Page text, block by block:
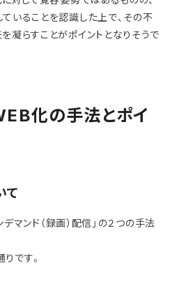
いることを認識した上で、その不
凝らすことがポイントとなりそうで
化の手法とポイ
て
デマンド（録画）配信」の２つの手法
です。